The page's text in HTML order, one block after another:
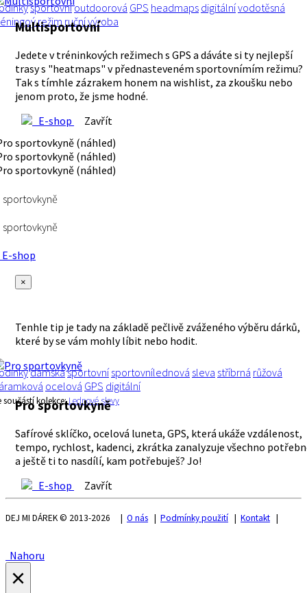
sportovníoutdoorová GPS headmaps digitálnívodotěsná
režim ruční výroba
Multisportovní
Jedete v tréninkových režimech s GPS a dáváte si ty nejlepší
trasy s "heatmaps" v přednasteveném sportovnímím režimu?
Tak s tímhle zázrakem honem na wishlist, za zkoušku nebo
jenom proto, že jsme hodné.
E-shop
Zavřít
sportovkyně
sportovkyně
shop
×
Tenhle tip je tady na základě pečlivě zváženého výběru dárků,
které by se vám mohly líbit nebo hodit.
dámskásportovní sportovnílednová sleva stříbrná růžová
ocelová GPS digitální
součástí kolekce:Lednové slevy
Pro sportovkyně
Safírové sklíčko, ocelová luneta, GPS, která ukáže vzdálenost,
tempo, rychlost, kadenci, zkrátka zanalyzuje všechno
a ještě ti to nasdílí, kam potřebuješ? Jo!
E-shop
Zavřít
DEJ MI DÁREK © 2013-2026 | O nás | Podmínky použití| Kontakt |
Nahoru
×